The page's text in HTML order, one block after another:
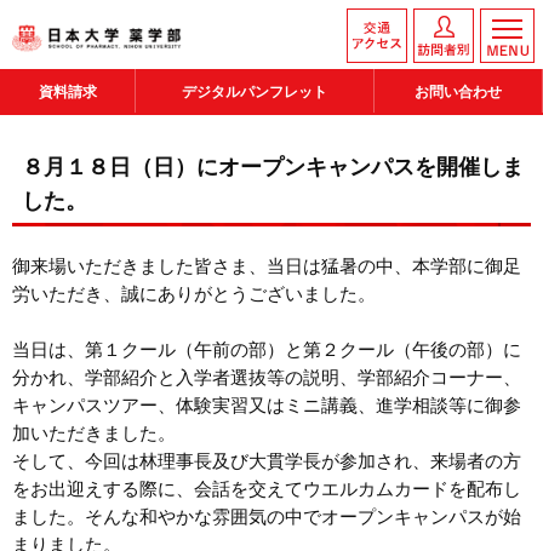
資料請求 デジタルパンフレット お問い合わせ
８月１８日（日）にオープンキャンパスを開催しま
した。
御来場いただきました皆さま、当日は猛暑の中、本学部に御足
労いただき、誠にありがとうございました。
当日は、第１クール（午前の部）と第２クール（午後の部）に
分かれ、学部紹介と入学者選抜等の説明、学部紹介コーナー、
キャンパスツアー、体験実習又はミニ講義、進学相談等に御参
加いただきました。
そして、今回は林理事長及び大貫学長が参加され、来場者の方
をお出迎えする際に、会話を交えてウエルカムカードを配布し
ました。そんな和やかな雰囲気の中でオープンキャンパスが始
まりました。